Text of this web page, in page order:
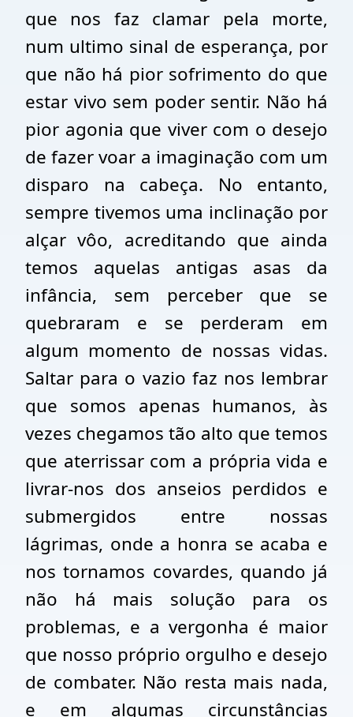
que nos faz clamar pela morte,
num ultimo sinal de esperança, por
que não há pior sofrimento do que
estar vivo sem poder sentir. Não há
pior agonia que viver com o desejo
de fazer voar a imaginação com um
disparo na cabeça. No entanto,
sempre tivemos uma inclinação por
alçar vôo, acreditando que ainda
temos aquelas antigas asas da
infância, sem perceber que se
quebraram e se perderam em
algum momento de nossas vidas.
Saltar para o vazio faz nos lembrar
que somos apenas humanos, às
vezes chegamos tão alto que temos
que aterrissar com a própria vida e
livrar-nos dos anseios perdidos e
submergidos entre nossas
lágrimas, onde a honra se acaba e
nos tornamos covardes, quando já
não há mais solução para os
problemas, e a vergonha é maior
que nosso próprio orgulho e desejo
de combater. Não resta mais nada,
e em algumas circunstâncias